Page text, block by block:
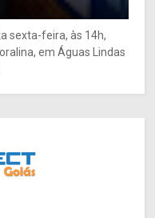
sexta-feira, às 14h,
em Águas Lindas